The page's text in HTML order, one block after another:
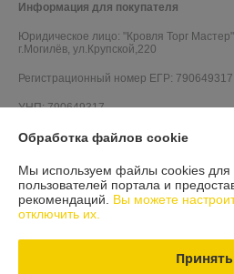
Информация для покупателя
Юридическое лицо: "Кровля Торг
г.Могилёв, ул.Крупской,220
Регистрационный номер ЕГР: 790649317
УНП: 790649317
Регистрационный орган: Администрация
Дата регистрации компании: 11.09.2009
Ссылка на свидетельство/лицензию
Ссылка на свидетельство/лицензию
Ссылка на свидетельство/лицензию
Обработка файлов cookie
Мы используем файлы cookies для
пользователей портала и
рекомендаций. Вы можете
отключить их.
Принять